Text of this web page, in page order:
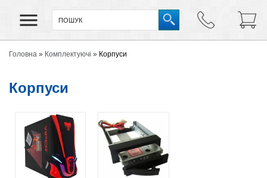
Головна » Комплектуючі » Корпуси
Корпуси